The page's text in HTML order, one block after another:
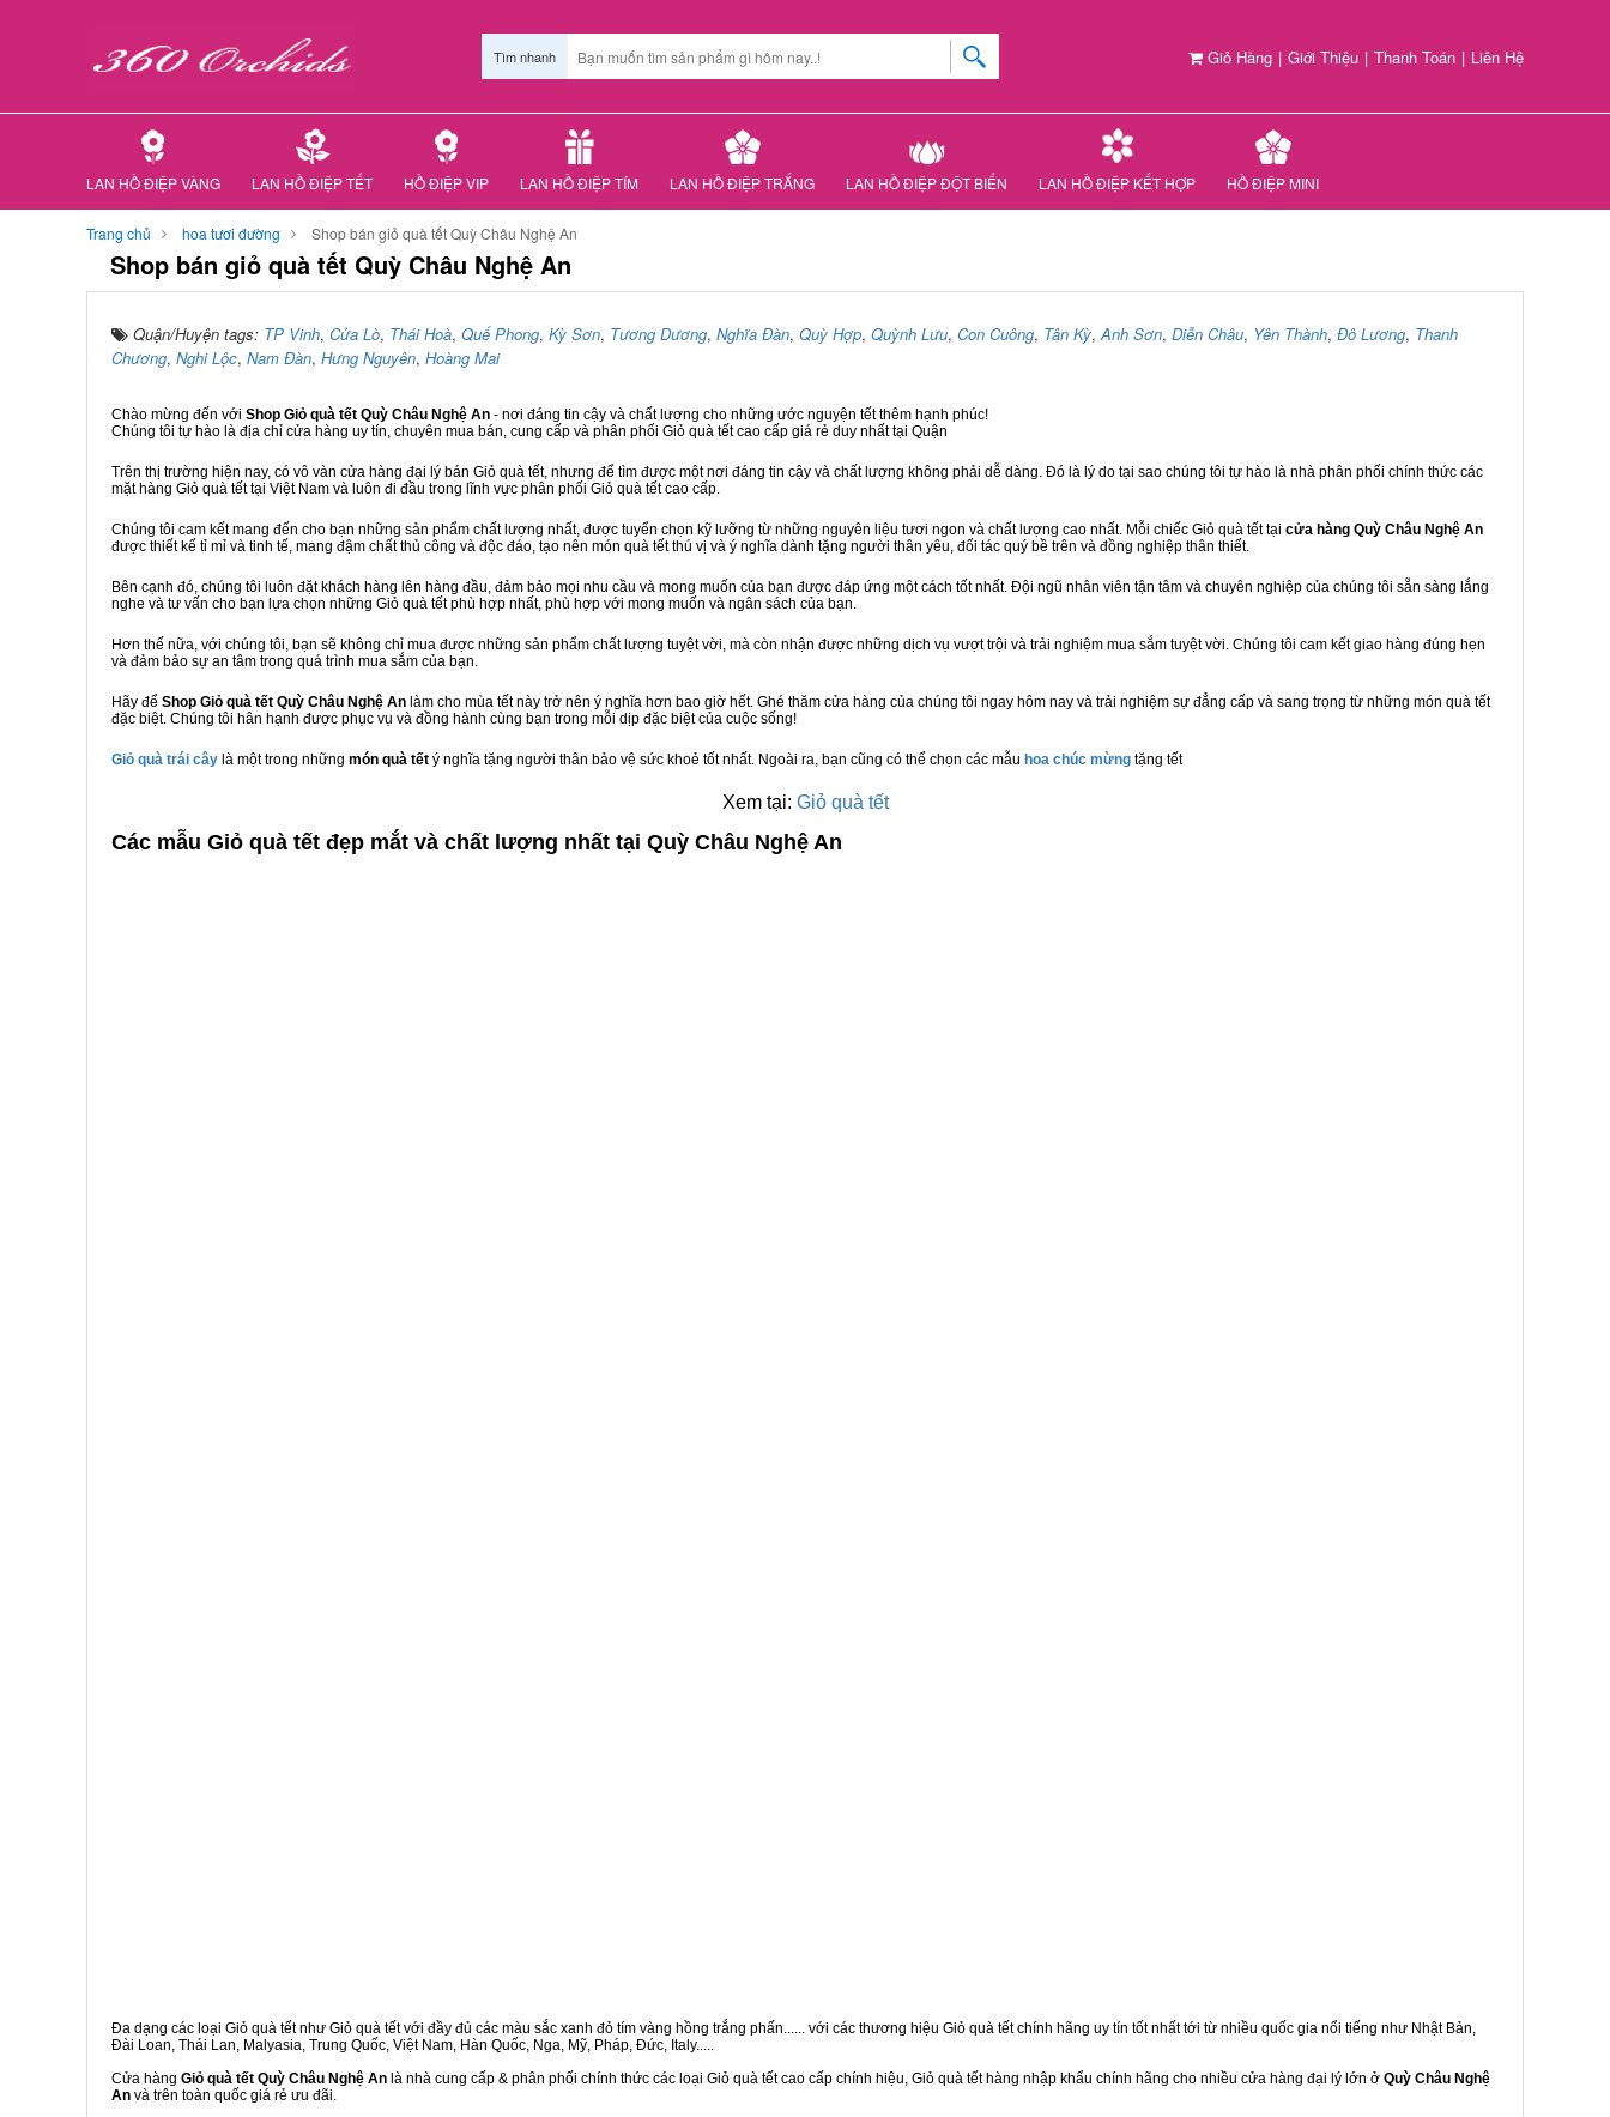
Giỏ Hàng | Giới Thiệu | Thanh Toán | Liên Hệ
Tìm nhanh
LAN HỒ ĐIỆP VÀNG LAN HỒ ĐIỆP TẾT HỒ ĐIỆP VIP LAN HỒ ĐIỆP TÍM LAN HỒ ĐIỆP TRẮNG LAN HỒ ĐIỆP ĐỘT BIẾN LAN HỒ ĐIỆP KẾT HỢP HỒ ĐIỆP MINI
Trang chủ hoa tươi đường Shop bán giỏ quà tết Quỳ Châu Nghệ An
Shop bán giỏ quà tết Quỳ Châu Nghệ An
Quận/Huyện tags: TP Vinh, Cửa Lò, Thái Hoà, Quế Phong, Kỳ Sơn, Tương Dương, Nghĩa Đàn, Quỳ Hợp, Quỳnh Lưu, Con Cuông, Tân Kỳ,Anh Sơn, Diễn Châu, Yên Thành, Đô Lương, Thanh
Chương, Nghi Lộc, Nam Đàn, Hưng Nguyên, Hoàng Mai
Chào mừng đến với Shop Giỏ quà tết Quỳ Châu Nghệ An - nơi đáng tin cậy và chất lượng cho những ước nguyện tết thêm hạnh phúc!
Chúng tôi tự hào là địa chỉ cửa hàng uy tín, chuyên mua bán, cung cấp và phân phối Giỏ quà tết cao cấp giá rẻ duy nhất tại Quận
Trên thị trường hiện nay, có vô vàn cửa hàng đại lý bán Giỏ quà tết, nhưng để tìm được một nơi đáng tin cậy và chất lượng không phải dễ dàng. Đó là lý do tại sao chúng tôi tự hào là nhà phân phối chính thức các
mặt hàng Giỏ quà tết tại Việt Nam và luôn đi đầu trong lĩnh vực phân phối Giỏ quà tết cao cấp.
Chúng tôi cam kết mang đến cho bạn những sản phẩm chất lượng nhất, được tuyển chọn kỹ lưỡng từ những nguyên liệu tươi ngon và chất lượng cao nhất. Mỗi chiếc Giỏ quà tết tại cửa hàng Quỳ Châu Nghệ An
được thiết kế tỉ mỉ và tinh tế, mang đậm chất thủ công và độc đáo, tạo nên món quà tết thú vị và ý nghĩa dành tặng người thân yêu, đối tác quý bề trên và đồng nghiệp thân thiết.
Bên cạnh đó, chúng tôi luôn đặt khách hàng lên hàng đầu, đảm bảo mọi nhu cầu và mong muốn của bạn được đáp ứng một cách tốt nhất. Đội ngũ nhân viên tận tâm và chuyên nghiệp của chúng tôi sẵn sàng lắng
nghe và tư vấn cho bạn lựa chọn những Giỏ quà tết phù hợp nhất, phù hợp với mong muốn và ngân sách của bạn.
Hơn thế nữa, với chúng tôi, bạn sẽ không chỉ mua được những sản phẩm chất lượng tuyệt vời, mà còn nhận được những dịch vụ vượt trội và trải nghiệm mua sắm tuyệt vời. Chúng tôi cam kết giao hàng đúng hẹn
và đảm bảo sự an tâm trong quá trình mua sắm của bạn.
Hãy để Shop Giỏ quà tết Quỳ Châu Nghệ An làm cho mùa tết này trở nên ý nghĩa hơn bao giờ hết. Ghé thăm cửa hàng của chúng tôi ngay hôm nay và trải nghiệm sự đẳng cấp và sang trọng từ những món quà tết
đặc biệt. Chúng tôi hân hạnh được phục vụ và đồng hành cùng bạn trong mỗi dịp đặc biệt của cuộc sống!
Giỏ quà trái cây là một trong những món quà tết ý nghĩa tặng người thân bảo vệ sức khoẻ tốt nhất. Ngoài ra, bạn cũng có thể chọn các mẫu hoa chúc mừng tặng tết
Xem tại: Giỏ quà tết
Các mẫu Giỏ quà tết đẹp mắt và chất lượng nhất tại Quỳ Châu Nghệ An
Đa dạng các loại Giỏ quà tết như Giỏ quà tết với đầy đủ các màu sắc xanh đỏ tím vàng hồng trắng phấn...... với các thương hiệu Giỏ quà tết chính hãng uy tín tốt nhất tới từ nhiều quốc gia nổi tiếng như Nhật Bản,
Đài Loan, Thái Lan, Malyasia, Trung Quốc, Việt Nam, Hàn Quốc, Nga, Mỹ, Pháp, Đức, Italy.....
Cửa hàng Giỏ quà tết Quỳ Châu Nghệ An là nhà cung cấp & phân phối chính thức các loại Giỏ quà tết cao cấp chính hiệu, Giỏ quà tết hàng nhập khẩu chính hãng cho nhiều cửa hàng đại lý lớn ở Quỳ Châu Nghệ
An và trên toàn quốc giá rẻ ưu đãi.